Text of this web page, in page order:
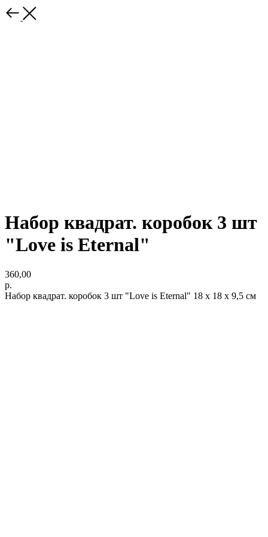
Набор квадрат. коробок 3 шт
"Love is Eternal"
360,00
р.
Набор квадрат. коробок 3 шт "Love is Eternal" 18 х 18 х 9,5 см